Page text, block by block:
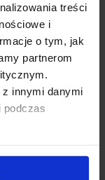
treści
i
o tym, jak
partnerom
z innymi danymi
podczas
zarówno dla
znajdują się
sale
budynku został
bezpośrednio z